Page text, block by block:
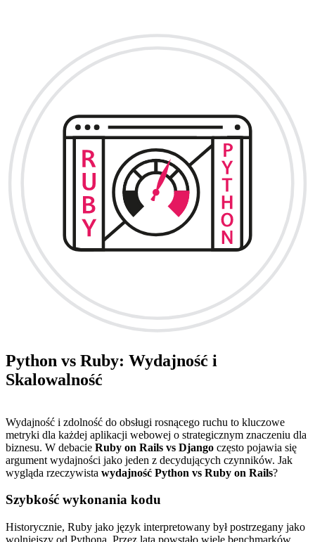
Python vs Ruby: Wydajność i
Skalowalność
Wydajność i zdolność do obsługi rosnącego ruchu to kluczowe
metryki dla każdej aplikacji webowej o strategicznym znaczeniu dla
biznesu. W debacie Ruby on Rails vs Django często pojawia się
argument wydajności jako jeden z decydujących czynników. Jak
wygląda rzeczywista wydajność Python vs Ruby on Rails?
Szybkość wykonania kodu
Historycznie, Ruby jako język interpretowany był postrzegany jako
wolniejszy od Pythona. Przez lata powstało wiele benchmarków,